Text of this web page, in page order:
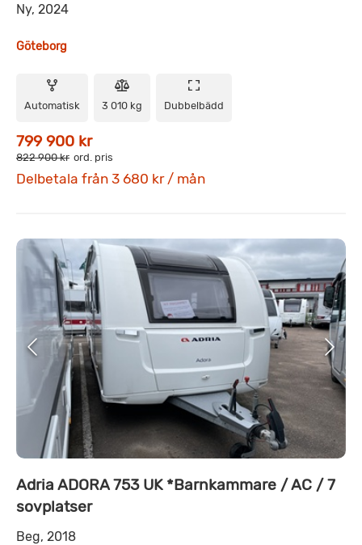
Ny, 2024
Göteborg
Automatisk 3 010 kg Dubbelbädd
799 900 kr
822 900 kr ord. pris
Delbetala från 3 680 kr / mån
Adria ADORA 753 UK *Barnkammare / AC / 7
sovplatser
Beg, 2018